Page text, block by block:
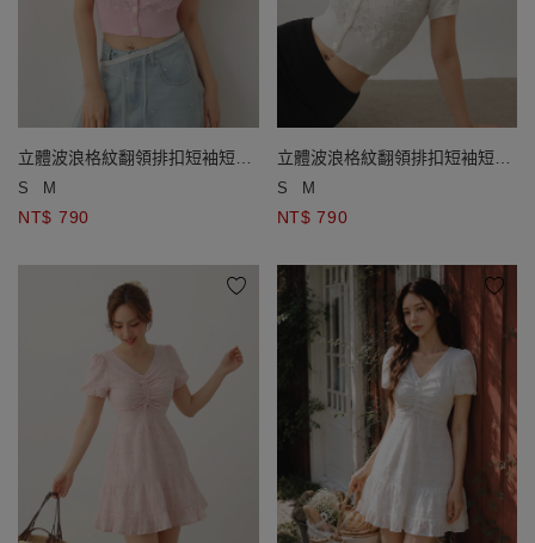
立體波浪格紋翻領排扣短袖短版
開襟針織衫
S M
NT$ 790
立體波浪格紋翻領排扣短袖短版
開襟針織衫
S M
NT$ 790